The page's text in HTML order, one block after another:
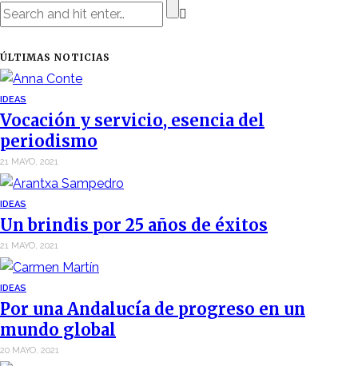
ÚLTIMAS NOTICIAS
IDEAS
Vocación y servicio, esencia del
periodismo
21 MAYO, 2021
IDEAS
Un brindis por 25 años de éxitos
21 MAYO, 2021
IDEAS
Por una Andalucía de progreso en un
mundo global
20 MAYO, 2021